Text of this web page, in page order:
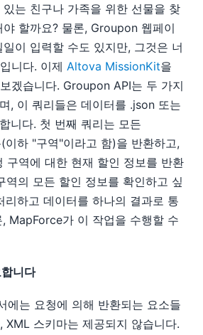
는 친구나 가족을 위한 선물을 찾
할까요? 물론, Groupon 웹페이
이 입력할 수도 있지만, 그것은 너
니다. 이제 Altova MissionKit을
겠습니다. Groupon API는 두 가지
, 이 쿼리들은 데이터를 .json 또는
니다. 첫 번째 쿼리는 모든
하 "구역"이라고 함)을 반환하고,
구역에 대한 현재 할인 정보를 반환
역의 모든 할인 정보를 확인하고 싶
리하고 데이터를 하나의 결과로 통
MapForce가 이 작업을 수행할 수
니다
에는 요청에 의해 반환되는 요소들
XML 스키마는 제공되지 않습니다.